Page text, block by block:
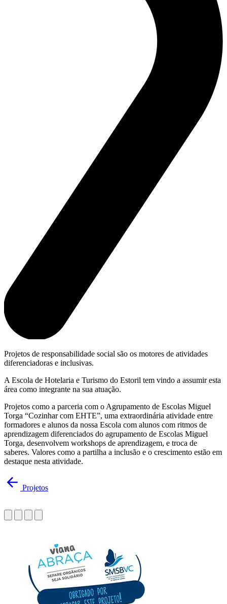
Projetos de responsabilidade social são os motores de atividades
diferenciadoras e inclusivas.
A Escola de Hotelaria e Turismo do Estoril tem vindo a assumir esta
área como integrante na sua atuação.
Projetos como a parceria com o Agrupamento de Escolas Miguel
Torga “Cozinhar com EHTE”, uma extraordinária atividade entre
formadores e alunos da nossa Escola com alunos com ritmos de
aprendizagem diferenciados do agrupamento de Escolas Miguel
Torga, desenvolvem workshops de aprendizagem, e troca de
saberes. Valores como a partilha a inclusão e o crescimento estão em
destaque nesta atividade.
Projetos